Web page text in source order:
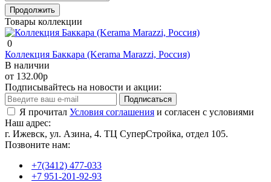
Продолжить
Товары коллекции
0
Коллекция Баккара (Kerama Marazzi, Россия)
В наличии
от 132.00р
Подписывайтесь на новости и акции:
Подписаться
Я прочитал Условия соглашения и согласен с условиями
Наш адрес:
г. Ижевск, ул. Азина, 4. ТЦ СуперСтройка, отдел 105.
Позвоните нам:
+7(3412) 477-033
+7 951-201-92-93